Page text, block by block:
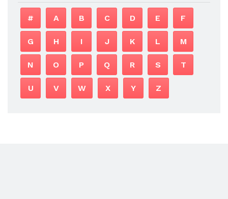
# A B C D E F
G H I J K L M
N O P Q R S T
U V W X Y Z